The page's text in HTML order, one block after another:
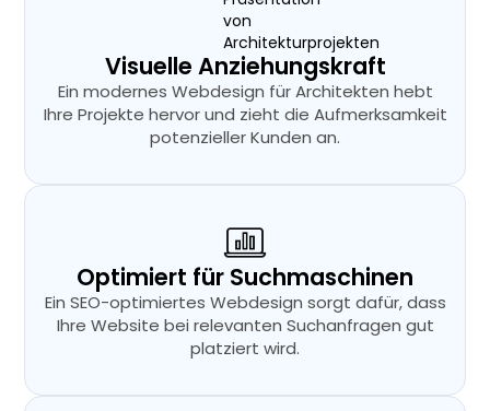
Visuelle Anziehungskraft
Ein modernes Webdesign für Architekten hebt
Ihre Projekte hervor und zieht die Aufmerksamkeit
potenzieller Kunden an.
Optimiert für Suchmaschinen
Ein SEO-optimiertes Webdesign sorgt dafür, dass
Ihre Website bei relevanten Suchanfragen gut
platziert wird.